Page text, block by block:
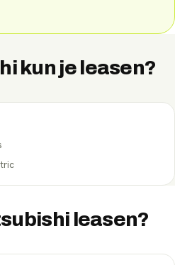
kun je leasen?
leasen?